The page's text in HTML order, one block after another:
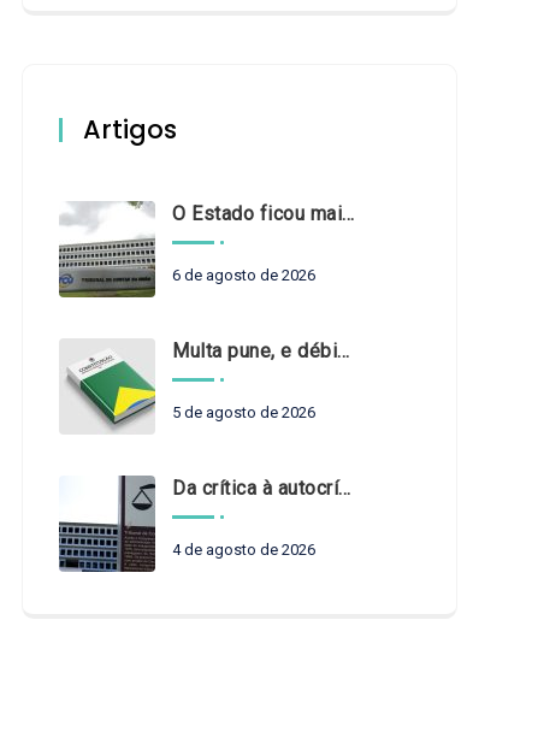
Artigos
O Estado ficou mais complexo. O controle precisa acompanhar
6 de agosto de 2026
Multa pune, e débito recompõe. § 3º do art. 71 da Constituição: um problema de legística formal
5 de agosto de 2026
Da crítica à autocrítica: Tribunais de Contas sob um novo olhar?
4 de agosto de 2026